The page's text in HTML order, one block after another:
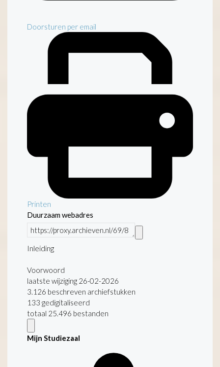
Doorsturen per email
Printen
Duurzaam webadres
Inleiding
Voorwoord
laatste wijziging 26-02-2026
3.126 beschreven archiefstukken
133 gedigitaliseerd
totaal 25.496 bestanden
Mijn Studiezaal